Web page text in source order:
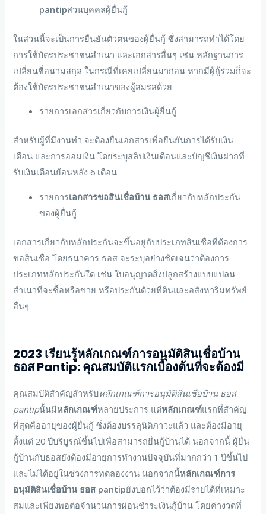
pantipส่วนบุคคลผู้ยื่นกู้
ในส่วนนี้จะเป็นการยืนยันตัวตนของผู้ยื่นกู้ ซึ่งสามารถทำได้โดย
การใช้บัตรประชาชนสำเนา และเอกสารอื่นๆ เช่น หลักฐานการ
เปลี่ยนชื่อนามสกุล ในกรณีที่เคยเปลี่ยนมาก่อน หากมีผู้กู้ร่วมก็จะ
ต้องใช้บัตรประชาชนสำเนาของผู้สมรสด้วย
รายการเอกสารเกี่ยวกับการเงินผู้ยื่นกู้
สำหรับผู้ที่มีงานทำ จะต้องยื่นเอกสารเพื่อยืนยันการได้รับเงิน
เดือน และการออมเงิน โดยระบุสลิปเงินเดือนและบัญชีเงินฝากที่
รับเงินเดือนย้อนหลัง 6 เดือน
รายการเอกสารขอสินเชื่อบ้าน ธอสเกี่ยวกับหลักประกัน
ของผู้ยื่นกู้
เอกสารเกี่ยวกับหลักประกันจะขึ้นอยู่กับประเภทสินเชื่อที่ต้องการ
ขอสินเชื่อ โดยธนาคาร ธอส จะระบุอย่างชัดเจนว่าต้องการ
ประเภทหลักประกันใด เช่น ใบอนุญาตสิ่งปลูกสร้างแบบแปลน
สำเนาที่จะซื้อหรือขาย หรือประกันด้วยที่ดินและอสังหาริมทรัพย์
อื่นๆ
2023 เรียนรู้หลักเกณฑ์การอนุมัติสินเชื่อบ้าน
ธอส Pantip: คุณสมบัติแรกเบื้องต้นที่จะต้องมี
คุณสมบัติสำคัญสำหรับหลักเกณฑ์การอนุมัติสินเชื่อบ้าน ธอส
pantipนั้นมีหลักเกณฑ์หลายประการ แต่หลักเกณฑ์แรกที่สำคัญ
ที่สุดคืออายุของผู้ยื่นกู้ ซึ่งต้องบรรลุนิติภาวะแล้ว และต้องมีอายุ
ตั้งแต่ 20 ปีบริบูรณ์ขึ้นไปเพื่อสามารถยื่นกู้บ้านได้ นอกจากนี้ ผู้ยื่น
กู้บ้านกับธอสยังต้องมีอายุการทำงานปัจจุบันที่มากกว่า 1 ปีขึ้นไป
และไม่ได้อยู่ในช่วงการทดลองงาน นอกจากนี้หลักเกณฑ์การ
อนุมัติสินเชื่อบ้าน ธอส pantipยังบอกไว้ว่าต้องมีรายได้ที่เหมาะ
สมและเพียงพอต่อจำนวนการผ่อนชำระเงินกู้บ้าน โดยค่างวดที่